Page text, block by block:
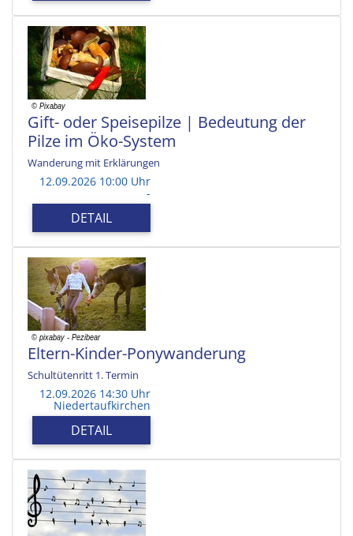
Gift- oder Speisepilze | Bedeutung der
Pilze im Öko-System
Wanderung mit Erklärungen
12.09.2026 10:00 Uhr
-
DETAIL
Eltern-Kinder-Ponywanderung
Schultütenritt 1. Termin
12.09.2026 14:30 Uhr
Niedertaufkirchen
DETAIL